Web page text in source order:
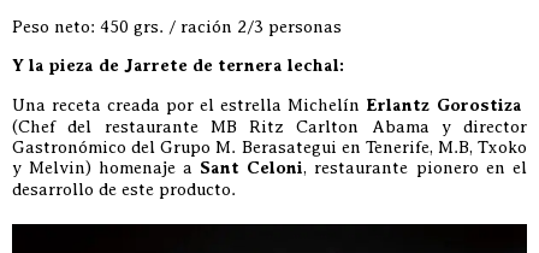
Peso neto: 450 grs. / ración 2/3 personas
Y la pieza de Jarrete de ternera lechal:
Una receta creada por el estrella Michelín Erlantz Gorostiza
(Chef del restaurante MB Ritz Carlton Abama⁣ y director
Gastronómico del Grupo M. Berasategui en Tenerife, M.B, Txoko
y Melvin)⁣ homenaje a Sant Celoni, restaurante pionero en el
desarrollo de este producto.